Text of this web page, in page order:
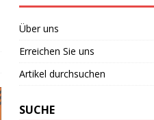
Über uns
Erreichen Sie uns
Artikel durchsuchen
SUCHE